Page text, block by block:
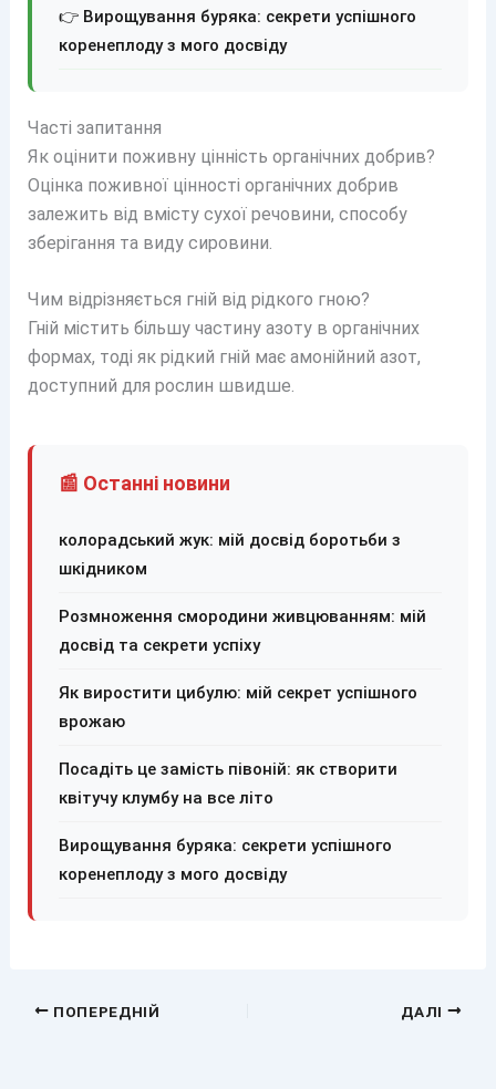
👉 Вирощування буряка: секрети успішного
коренеплоду з мого досвіду
Часті запитання
Як оцінити поживну цінність органічних добрив?
Оцінка поживної цінності органічних добрив
залежить від вмісту сухої речовини, способу
зберігання та виду сировини.
Чим відрізняється гній від рідкого гною?
Гній містить більшу частину азоту в органічних
формах, тоді як рідкий гній має амонійний азот,
доступний для рослин швидше.
📰 Останні новини
колорадський жук: мій досвід боротьби з
шкідником
Розмноження смородини живцюванням: мій
досвід та секрети успіху
Як виростити цибулю: мій секрет успішного
врожаю
Посадіть це замість півоній: як створити
квітучу клумбу на все літо
Вирощування буряка: секрети успішного
коренеплоду з мого досвіду
ПОПЕРЕДНІЙ ДАЛІ